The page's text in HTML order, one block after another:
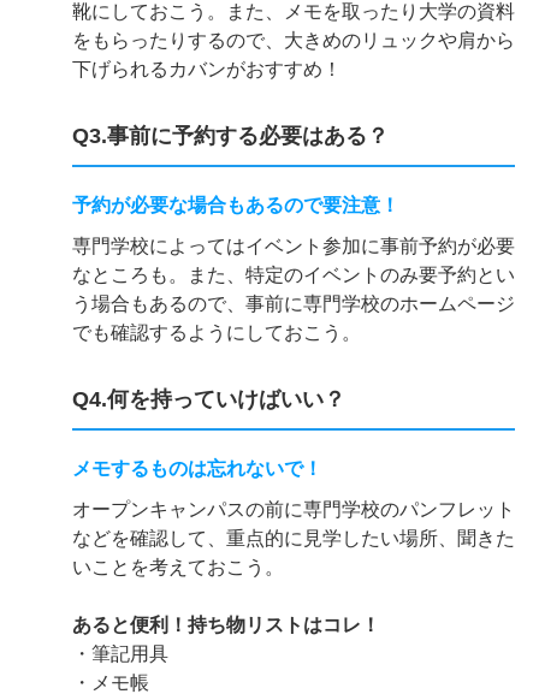
靴にしておこう。また、メモを取ったり大学の資料
をもらったりするので、大きめのリュックや肩から
下げられるカバンがおすすめ！
Q3.事前に予約する必要はある？
予約が必要な場合もあるので要注意！
専門学校によってはイベント参加に事前予約が必要
なところも。また、特定のイベントのみ要予約とい
う場合もあるので、事前に専門学校のホームページ
でも確認するようにしておこう。
Q4.何を持っていけばいい？
メモするものは忘れないで！
オープンキャンパスの前に専門学校のパンフレット
などを確認して、重点的に見学したい場所、聞きた
いことを考えておこう。
あると便利！持ち物リストはコレ！
・筆記用具
・メモ帳